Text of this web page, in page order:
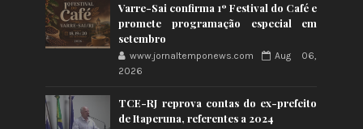
Varre-Sai confirma 1º Festival do Café e
promete programação especial em
setembro
www.jornaltemponews.com
Aug 06,
2026
TCE-RJ reprova contas do ex-prefeito
de Itaperuna, referentes a 2024